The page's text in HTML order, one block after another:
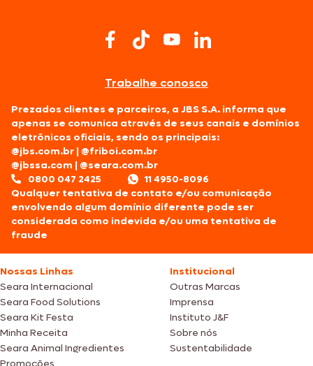
Trabalhe conosco
Prezados clientes e parceiros, a JBS S.A. informa que
apenas se comunica através de seus canais e domínios
eletrônicos oficiais, sendo os principais:
@jbs.com.br |@friboi.com.br
@jbssa.com |@seara.com.br
0800 047 2425
11 4950-8096
Qualquer tentativa de contato e/ou comunicação
envolvendo algum domínio diferente pode ser
considerada como indevida e/ou uma tentativa de
fraude
Nossas Linhas
Seara Internacional
Seara Food Solutions
Seara Kit Festa
Minha Receita
Seara Animal Ingredientes
Institucional
Outras Marcas
Imprensa
Instituto J&F
Sobre nós
Sustentabilidade